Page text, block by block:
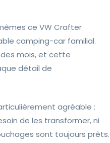
ce VW Crafter
camping-car familial.
mois, et cette
détail de
agréable :
de les transformer, ni
sont toujours prêts.